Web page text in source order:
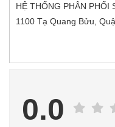
HỆ THỐNG PHÂN PHỐI
1100 Tạ Quang Bửu,
0.0